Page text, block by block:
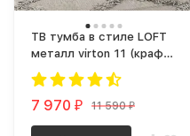
ТВ тумба в стиле LOFT
металл virton 11 (крафт
/ черный)
7 970₽ 11 590₽